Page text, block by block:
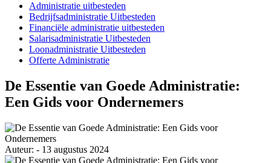
Administratie uitbesteden
Bedrijfsadministratie Uitbesteden
Financiële administratie uitbesteden
Salarisadministratie Uitbesteden
Loonadministratie Uitbesteden
Offerte Administratie
De Essentie van Goede Administratie:
Een Gids voor Ondernemers
Auteur: - 13 augustus 2024